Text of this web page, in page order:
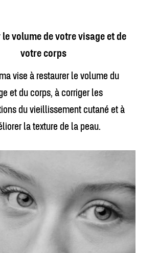
volume de votre visage et de
votre corps
vise à restaurer le volume du
et du corps, à corriger les
du vieillissement cutané et à
la texture de la peau.